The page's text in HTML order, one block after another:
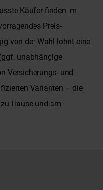
Käufer finden im
Preis-
von der Wahl lohnt eine
unabhängige
Versicherungs- und
Varianten – die
Hause und am